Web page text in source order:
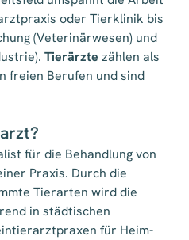
oder Tierklinik bis
(Veterinärwesen) und
Tierärzte zählen als
freien Berufen und sind
für die Behandlung von
Praxis. Durch die
Tierarten wird die
in städtischen
für Heim-